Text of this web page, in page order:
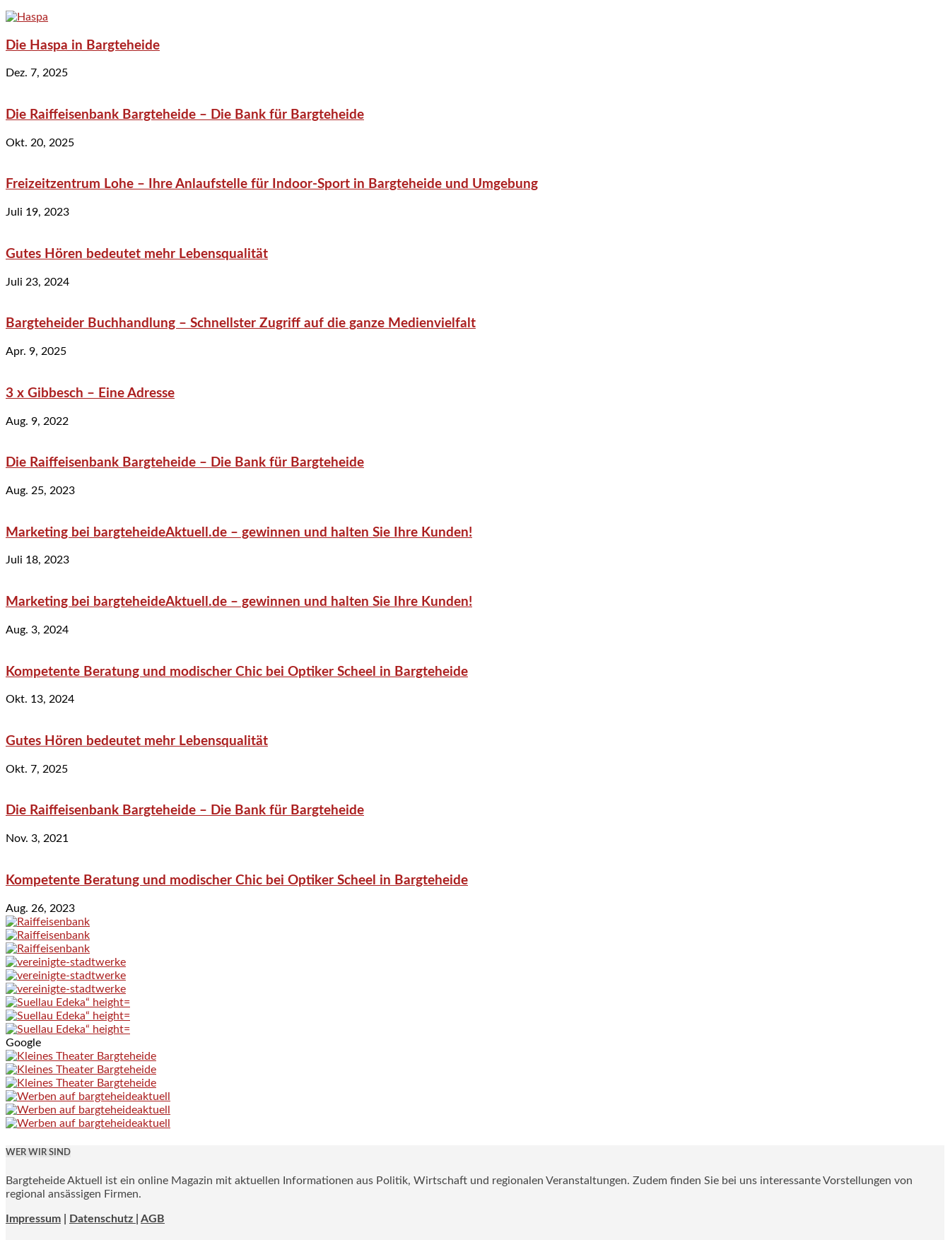
Die Haspa in Bargteheide
Dez. 7, 2025
Die Raiffeisenbank Bargteheide – Die Bank für Bargteheide
Okt. 20, 2025
Freizeitzentrum Lohe – Ihre Anlaufstelle für Indoor-Sport in Bargteheide und Umgebung
Juli 19, 2023
Gutes Hören bedeutet mehr Lebensqualität
Juli 23, 2024
Bargteheider Buchhandlung – Schnellster Zugriff auf die ganze Medienvielfalt
Apr. 9, 2025
3 x Gibbesch – Eine Adresse
Aug. 9, 2022
Die Raiffeisenbank Bargteheide – Die Bank für Bargteheide
Aug. 25, 2023
Marketing bei bargteheideAktuell.de – gewinnen und halten Sie Ihre Kunden!
Juli 18, 2023
Marketing bei bargteheideAktuell.de – gewinnen und halten Sie Ihre Kunden!
Aug. 3, 2024
Kompetente Beratung und modischer Chic bei Optiker Scheel in Bargteheide
Okt. 13, 2024
Gutes Hören bedeutet mehr Lebensqualität
Okt. 7, 2025
Die Raiffeisenbank Bargteheide – Die Bank für Bargteheide
Nov. 3, 2021
Kompetente Beratung und modischer Chic bei Optiker Scheel in Bargteheide
Aug. 26, 2023
Google
WER WIR SIND
Bargteheide Aktuell ist ein online Magazin mit aktuellen Informationen aus Politik, Wirtschaft und regionalen Veranstaltungen. Zudem finden Sie bei uns interessante Vorstellungen von
regional ansässigen Firmen.
Impressum Datenschutz | AGB